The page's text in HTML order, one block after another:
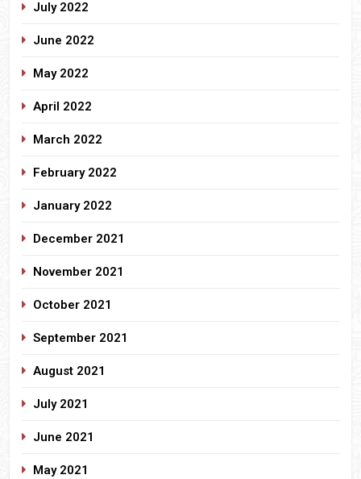
July 2022
June 2022
May 2022
April 2022
March 2022
February 2022
January 2022
December 2021
November 2021
October 2021
September 2021
August 2021
July 2021
June 2021
May 2021